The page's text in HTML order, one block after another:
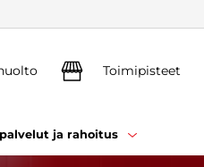
Toimipisteet
ja rahoitus